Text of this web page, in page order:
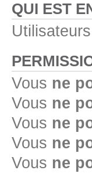
QUI EST
Vous ne
Vous ne
Vous ne
Vous ne
Vous ne